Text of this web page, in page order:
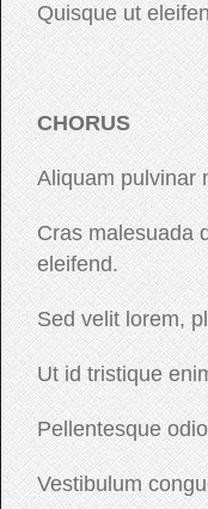
Quisque ut
CHORUS
Aliquam pulvinar
Cras malesuada
eleifend.
Sed velit lorem,
Ut id tristique
Pellentesque
Vestibulum